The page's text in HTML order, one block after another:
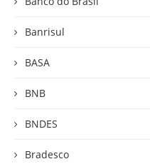
Banrisul
BASA
BNB
BNDES
Bradesco